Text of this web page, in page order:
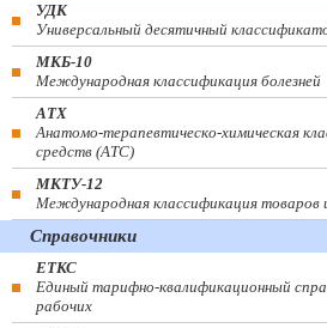
УДК
Универсальный десятичный
МКБ-10
Международная классификация болезней
АТХ
Анатомо-терапевтическо-химическая
средств (ATC)
МКТУ-12
Международная классификация товаров
Справочники
ЕТКС
Единый тарифно-квалификационный
рабочих